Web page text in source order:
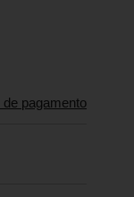
pagamento